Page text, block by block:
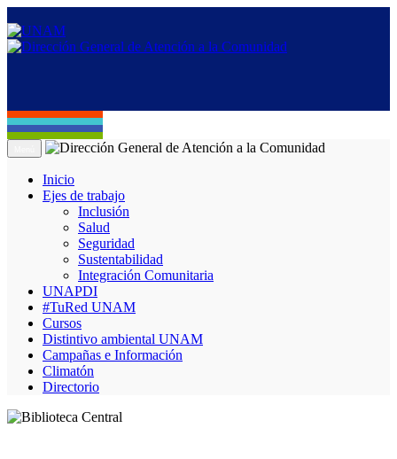
Inicio
Ejes de trabajo
Inclusión
Salud
Seguridad
Sustentabilidad
Integración Comunitaria
UNAPDI
#TuRed UNAM
Cursos
Distintivo ambiental UNAM
Campañas e Información
Climatón
Directorio